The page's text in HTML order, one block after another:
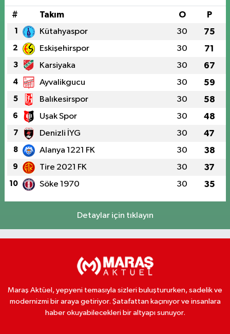
# Takım O P
1 Kütahyaspor 30 75
2 Eskişehirspor 30 71
3 Karsiyaka 30 67
4 Ayvalikgucu 30 59
5 Balıkesirspor 30 58
6 Uşak Spor 30 48
7 Denizli İYG 30 47
8 Alanya 1221 FK 30 38
9 Tire 2021 FK 30 37
10 Söke 1970 30 35
Detaylar için tıklayın
Maraş Aktüel, yepyeni temasıyla sizleri buluştururken, sadelik ve
modernizmi bir araya getiriyor. Şatafattan kaçınıyor ve insanlara
haber okuyabilecekleri bir altyapı sunuyor.